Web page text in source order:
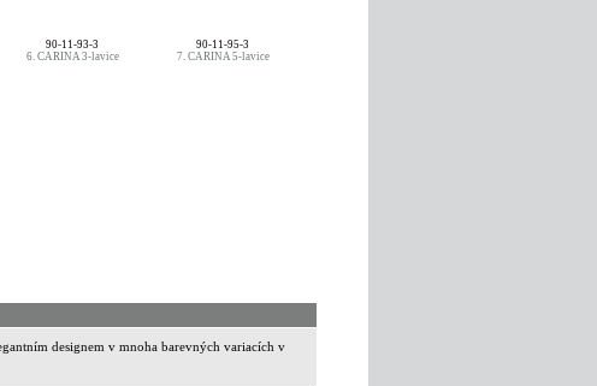
90-11-93-3
6. CARINA 3-lavice
90-11-95-3
7. CARINA 5-lavice
designem v mnoha barevných variacích v